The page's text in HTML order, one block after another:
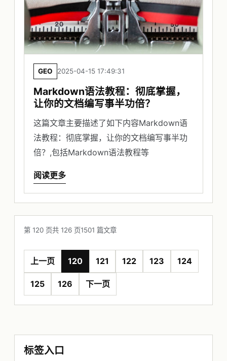
GEO 2025-04-15 17:49:31
Markdown语法教程：彻底掌握，
让你的文档编写事半功倍？
这篇文章主要描述了如下内容Markdown语
法教程：彻底掌握，让你的文档编写事半功
倍？,包括Markdown语法教程等
阅读更多
第 120 页共 126 页1501 篇文章
上一页 120 121 122 123 124
125 126 下一页
标签入口